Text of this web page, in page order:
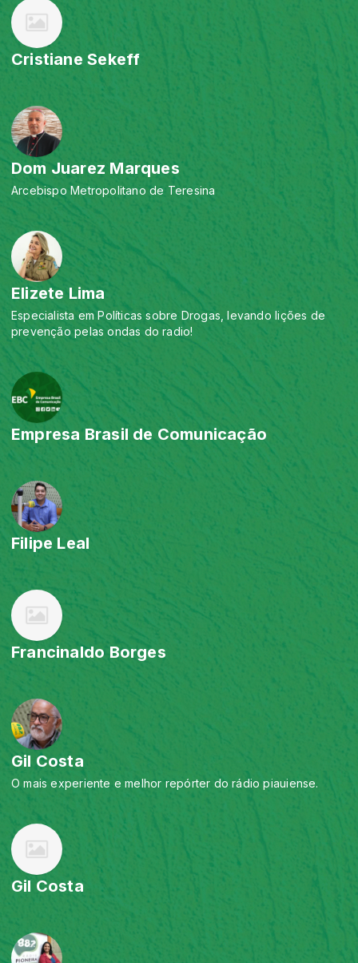
Cristiane Sekeff
Dom Juarez Marques
Arcebispo Metropolitano de Teresina
Elizete Lima
Especialista em Políticas sobre Drogas, levando lições de
prevenção pelas ondas do radio!
Empresa Brasil de Comunicação
Filipe Leal
Francinaldo Borges
Gil Costa
O mais experiente e melhor repórter do rádio piauiense.
Gil Costa